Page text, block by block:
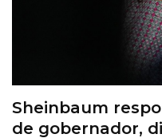
Sheinbaum
de gobernador,